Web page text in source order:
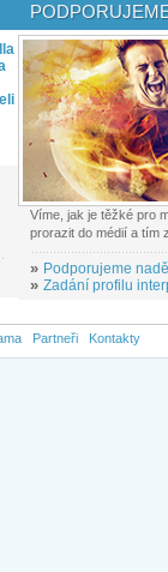
Víme, jak je těžké pro
prorazit do médií a tím
» Podporujeme
» Zadání profilu
Partneři Kontakty